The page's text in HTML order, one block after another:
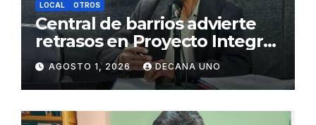
LOCAL OTROS
Central de barrios advierte
retrasos en Proyecto Integral
de Agua y Alcantarillado para
Juliaca
AGOSTO 1, 2026 DECANA UNO